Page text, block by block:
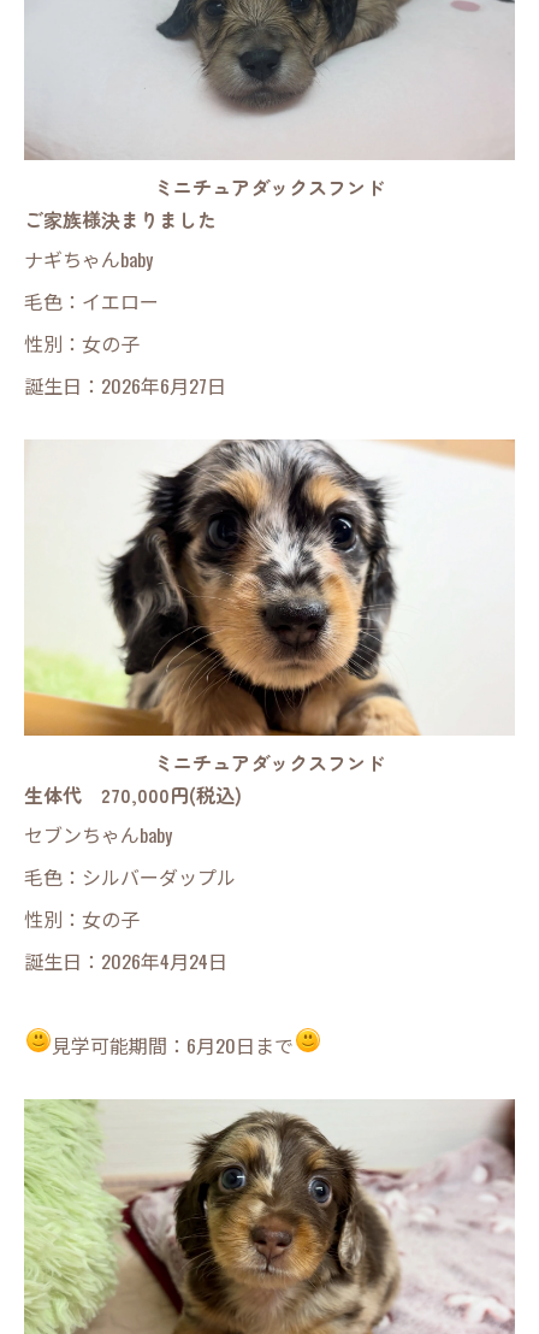
ミニチュアダックスフンド
ご家族様決まりました
ナギちゃんbaby
毛色：イエロー
性別：女の子
誕生日：2026年6月27日
ミニチュアダックスフンド
生体代 270,000円(税込)
セブンちゃんbaby
毛色：シルバーダップル
性別：女の子
誕生日：2026年4月24日
見学可能期間：6月20日まで